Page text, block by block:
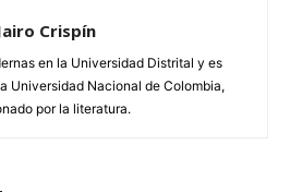
Crispín
en la Universidad Distrital y es
Universidad Nacional de Colombia,
por la literatura.